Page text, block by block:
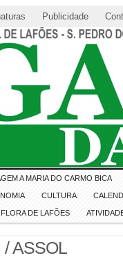
Publicidade
A MARIA DO CARMO BICA
CULTURA
DE LAFÕES
/ ASSOL